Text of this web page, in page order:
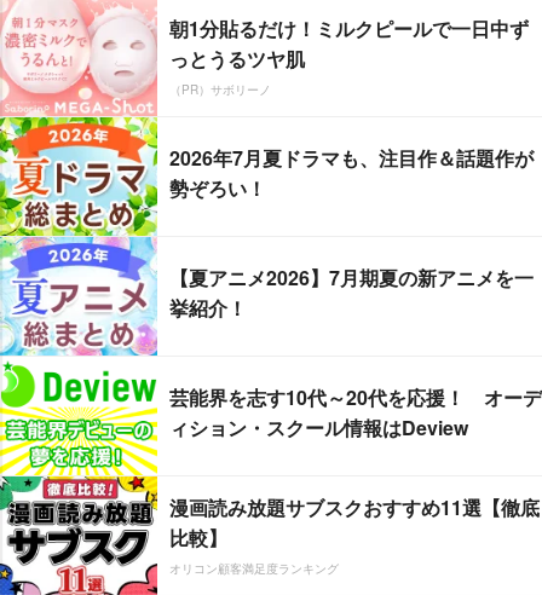
朝1分貼るだけ！ミルクピールで一日中ず
っとうるツヤ肌
（PR）サボリーノ
2026年7月夏ドラマも、注目作＆話題作が
勢ぞろい！
【夏アニメ2026】7月期夏の新アニメを一
挙紹介！
芸能界を志す10代～20代を応援！ オーデ
ィション・スクール情報はDeview
漫画読み放題サブスクおすすめ11選【徹底
比較】
オリコン顧客満足度ランキング